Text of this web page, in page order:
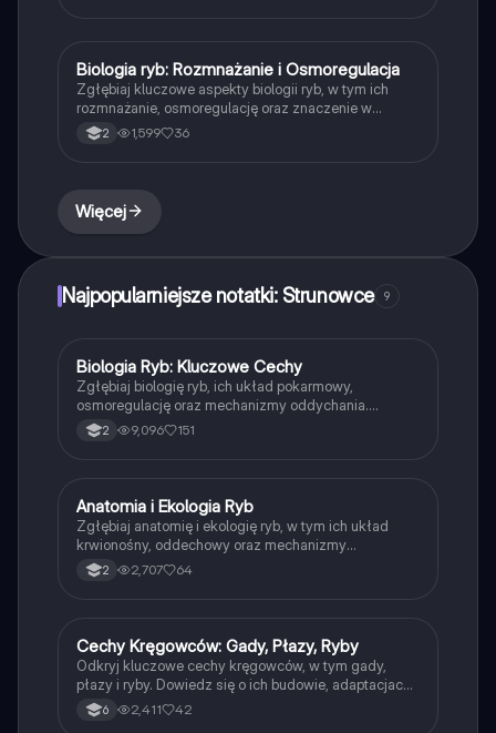
Biologia
Biologia ryb: Rozmnażanie i Osmoregulacja
Zgłębiaj kluczowe aspekty biologii ryb, w tym ich
rozmnażanie, osmoregulację oraz znaczenie w
ekosystemach. Dowiedz się o różnicach między
rybami chrzęstnoszkieletowymi a
biologii i pasjonatów przyrody.
2 1,599 36
Więcej
Najpopularniejsze notatki: Strunowce 9
Biologia
Biologia Ryb: Kluczowe Cechy
Zgłębiaj biologię ryb, ich układ pokarmowy,
osmoregulację oraz mechanizmy oddychania.
Dowiedz się o różnorodności ryb
chrzęstnoszkieletowych i kostnoszkieletowych, ich
ekologii.
2 9,096 151
Biologia
Anatomia i Ekologia Ryb
Zgłębiaj anatomię i ekologię ryb, w tym ich układ
krwionośny, oddechowy oraz mechanizmy
reprodukcji. Dowiedz się o różnorodności ryb
chrzęstnoszkieletowych i kostnoszkieletowych, ich
ekologii. Typ: Podsumowanie.
2 2,707 64
Biologia
Cechy Kręgowców: Gady, Płazy, Ryby
Odkryj kluczowe cechy kręgowców, w tym gady,
płazy i ryby. Dowiedz się o ich budowie, adaptacjach
do środowiska oraz podstawowych narządach
oddechowych. Idealne materiały do nauki przed
6 2,411 42